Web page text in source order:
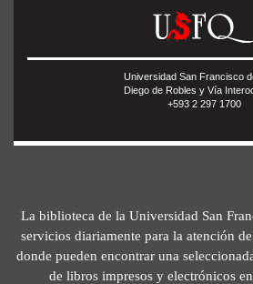
Universidad San Francisco
Diego de Robles y Vía
+593 2 297 1700
La biblioteca de la Universidad San
servicios diariamente para la atención
donde pueden encontrar una
de libros impresos y electrónicos